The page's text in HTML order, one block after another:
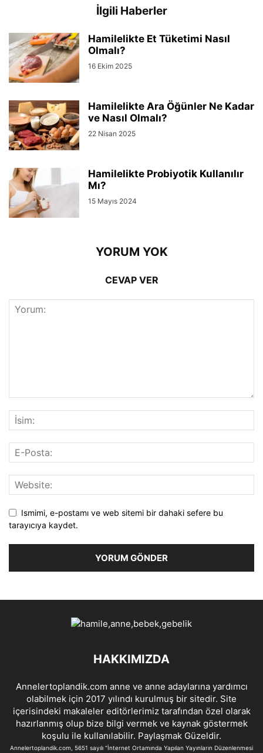
İlgili Haberler
Hamilelikte Et Tüketimi Nasıl
Olmalı?
16 Ekim 2025
Hamilelikte Ara Öğünler Ne Kadar
ve Nasıl Olmalı?
22 Nisan 2025
Hamilelikte Probiyotik Kullanılır
Mı?
15 Mayıs 2024
YORUM YOK
CEVAP VER
Ismimi, e-postamı ve web sitemi bir dahaki sefere bu
tarayıcıya kaydet.
HAKKIMIZDA
Annelertoplandik.com anne ve anne adaylarına yardımcı
olabilmek için 2017 yılındı kurulmuş bir sitedir. Site
içerisindeki makaleler editörlerimiz tarafından özel olarak
hazırlanmış olup bize bilgi vermek ve kaynak göstermek
koşulu ile kullanılabilir. Paylaşmak Güzeldir.
Annelertoplandik.com, 5651 sayılı “İnternet Ortamında Yapılan Yayınların Düzenlenmesi